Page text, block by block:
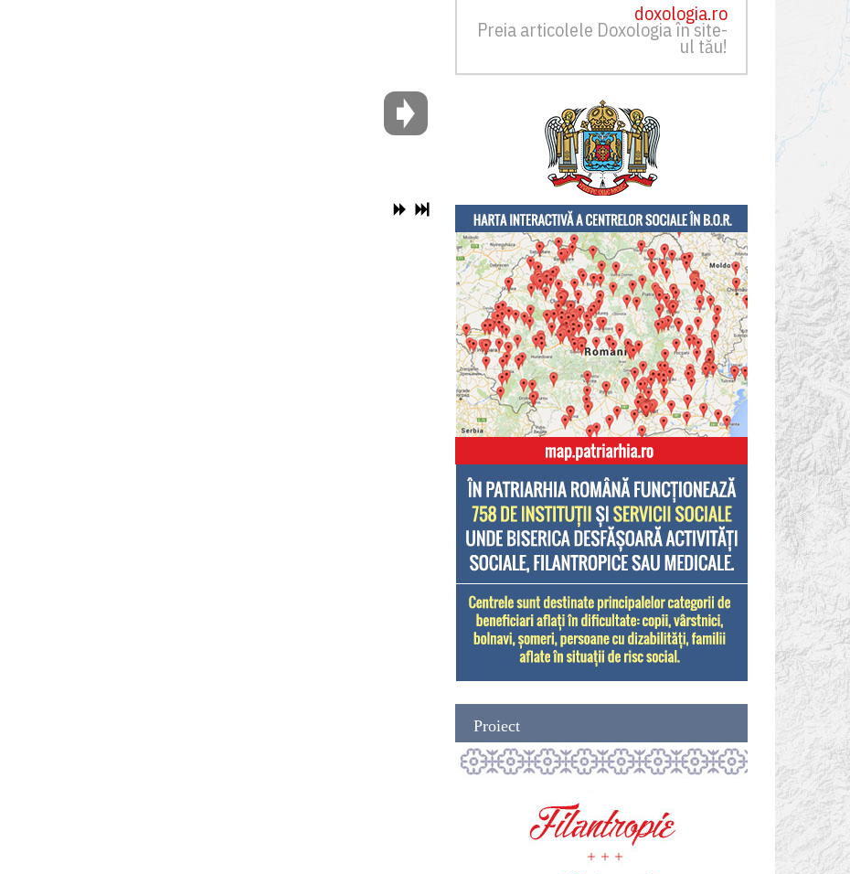
doxologia.ro
Preia articolele Doxologia în site-
ul tău!
Proiect